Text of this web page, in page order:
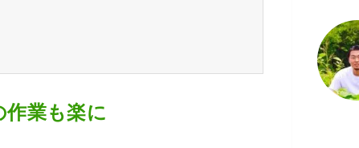
作業も楽に